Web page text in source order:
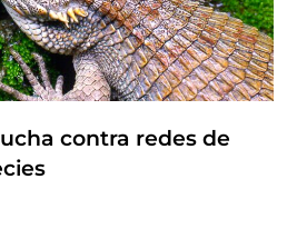
contra redes de